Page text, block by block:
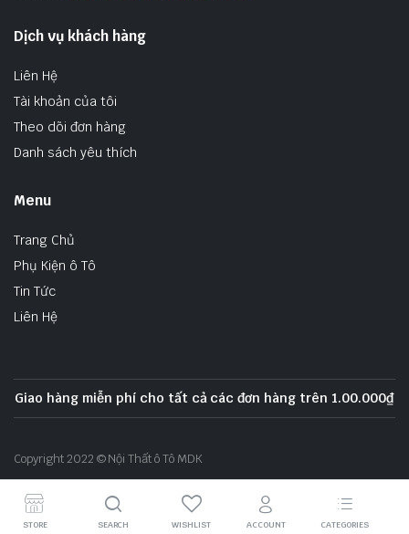
Dịch vụ khách hàng
Liên Hệ
Tài khoản của tôi
Theo dõi đơn hàng
Danh sách yêu thích
Menu
Trang Chủ
Phụ Kiện ô Tô
Tin Tức
Liên Hệ
Giao hàng miễn phí cho tất cả các đơn hàng trên 1.00.000₫
Copyright 2022 © Nội Thất ô Tô MDK
STORE SEARCH WISHLIST ACCOUNT CATEGORIES